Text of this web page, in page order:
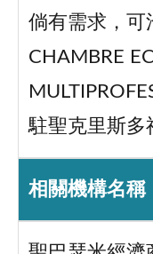
倘有需求，可
CHAMBRE
駐聖克里斯多
相關機構名稱